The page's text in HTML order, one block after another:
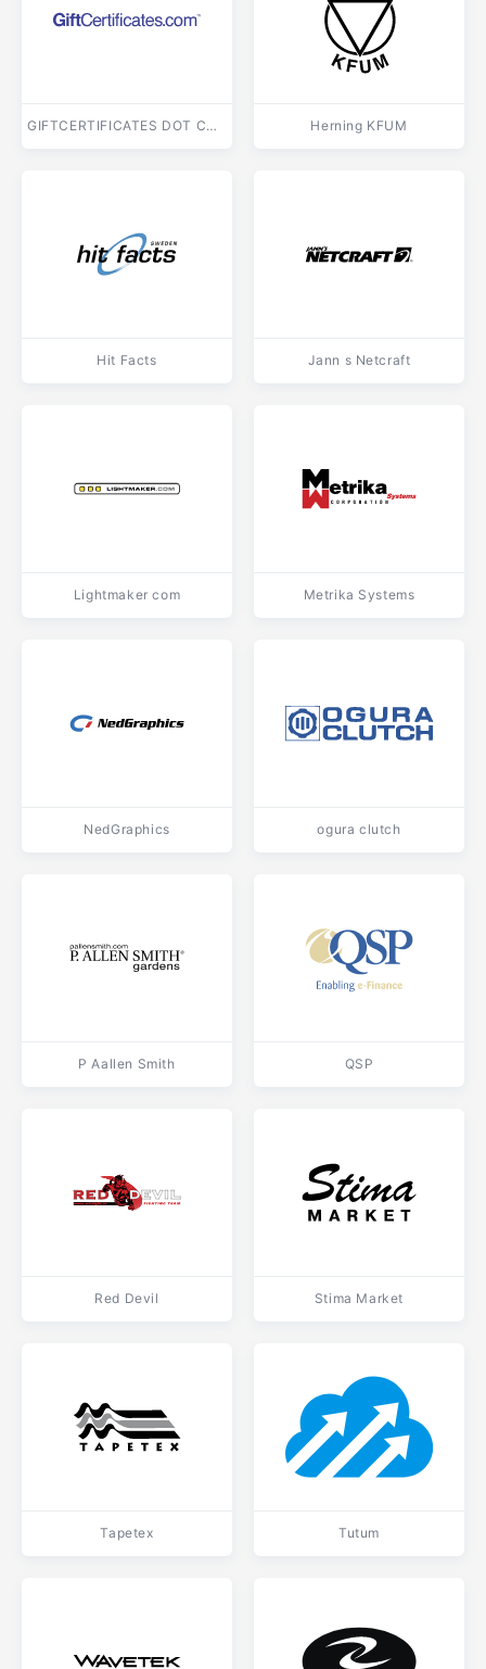
GIFTCERTIFICATES DOT COM Herning KFUM
Hit Facts Jann s Netcraft
Lightmaker com Metrika Systems
NedGraphics ogura clutch
P Aallen Smith QSP
Red Devil Stima Market
Tapetex Tutum